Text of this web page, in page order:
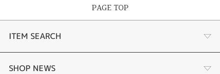
PAGE TOP
ITEM SEARCH
婚約指輪
SHOP NEWS